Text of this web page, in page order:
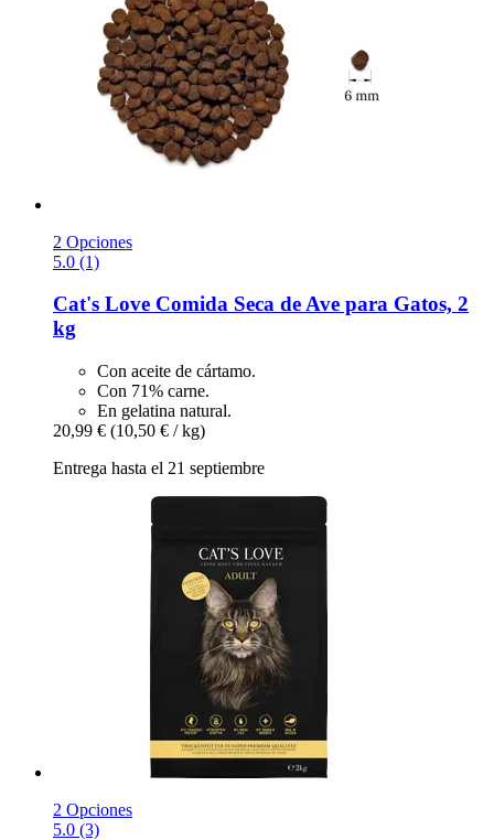
2 Opciones
5.0 (1)
Cat's Love Comida Seca de Ave para Gatos, 2
kg
Con aceite de cártamo.
Con 71% carne.
En gelatina natural.
20,99 € (10,50 € / kg)
Entrega hasta el 21 septiembre
2 Opciones
5.0 (3)